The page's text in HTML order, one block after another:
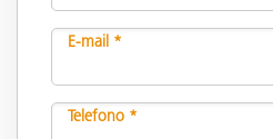
E-mail *
Telefono *